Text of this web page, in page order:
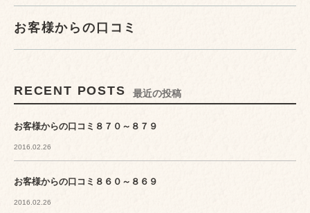
お客様からの口コミ
RECENT POSTS 最近の投稿
お客様からの口コミ８７０～８７９
2016.02.26
お客様からの口コミ８６０～８６９
2016.02.26